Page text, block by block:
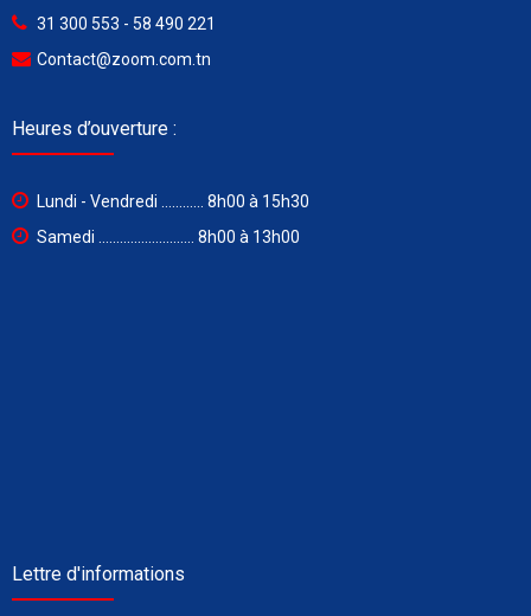
31 300 553 - 58 490 221
Contact@zoom.com.tn
Heures d’ouverture :
Lundi - Vendredi ............ 8h00 à 15h30
Samedi ........................... 8h00 à 13h00
Lettre d'informations